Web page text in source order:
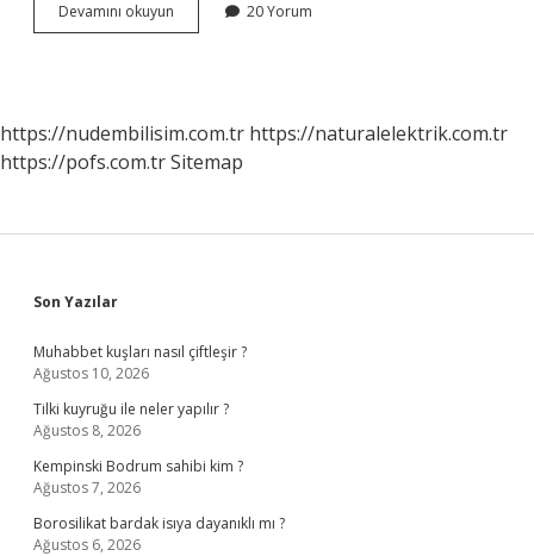
Devamını okuyun
Ne
20 Yorum
https://nudembilisim.com.tr https://naturalelektrik.com.tr
https://pofs.com.trSitemap
Sidebar
Son Yazılar
Muhabbet kuşları nasıl çiftleşir ?
Ağustos 10, 2026
Tilki kuyruğu ile neler yapılır ?
Ağustos 8, 2026
Kempinski Bodrum sahibi kim ?
Ağustos 7, 2026
Borosilikat bardak isıya dayanıklı mı ?
Ağustos 6, 2026